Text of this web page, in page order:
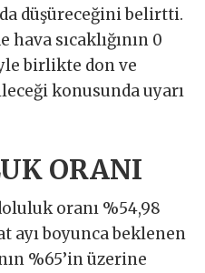
da düşüreceğini belirtti.
sıcaklığının 0
birlikte don ve
konusunda uyarı
ORANI
oranı %54,98
ayı boyunca beklenen
%65’in üzerine